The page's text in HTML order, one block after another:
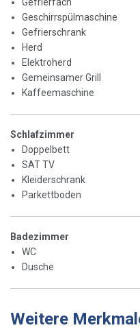
Geschirrspülmaschine
Gefrierschrank
Herd
Elektroherd
Gemeinsamer Grill
Kaffeemaschine
Schlafzimmer
Doppelbett
SAT TV
Kleiderschrank
Parkettboden
Badezimmer
WC
Dusche
Weitere